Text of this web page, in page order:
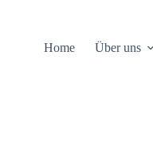
Home Über uns